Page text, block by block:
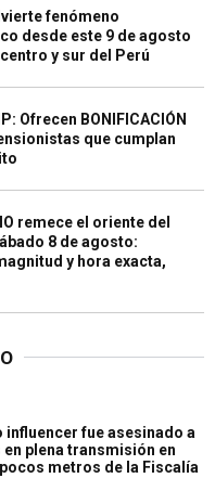
fenómeno
desde este 9 de agosto
y sur del Perú
Ofrecen BONIFICACIÓN
que cumplan
remece el oriente del
8 de agosto:
y hora exacta,
influencer fue asesinado a
en plena transmisión en
metros de la Fiscalía